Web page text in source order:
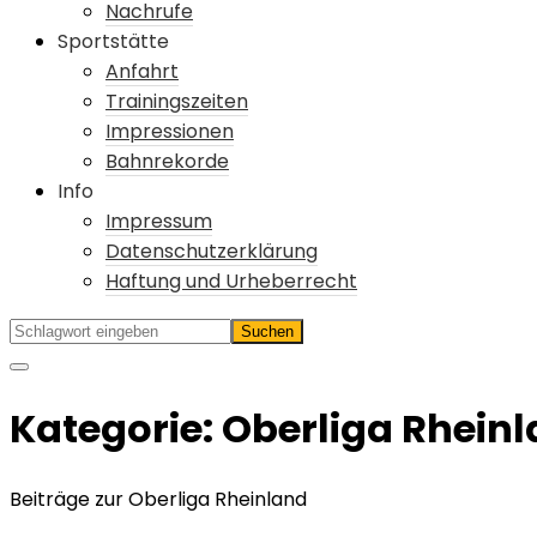
Nachrufe
Sportstätte
Anfahrt
Trainingszeiten
Impressionen
Bahnrekorde
Info
Impressum
Datenschutzerklärung
Haftung und Urheberrecht
Kategorie: Oberliga
Beiträge zur Oberliga Rheinland